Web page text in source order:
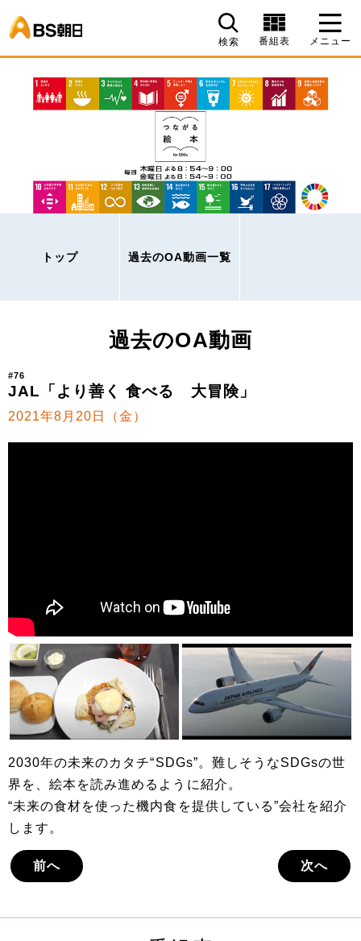
検索 番組表 メニュー
トップ 過去のOA動画一覧
過去のOA動画
#76
JAL「より善く 食べる 大冒険」
2021年8月20日（金）
2030年の未来のカタチ“SDGs”。難しそうなSDGsの世
界を、絵本を読み進めるように紹介。
“未来の食材を使った機内食を提供している”会社を紹介
します。
前へ 次へ